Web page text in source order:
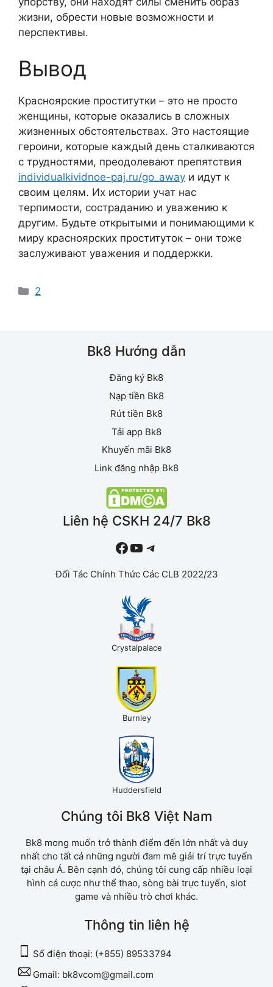
жизни, обрести новые возможности и
перспективы.
Вывод
Красноярские проститутки – это не просто
женщины, которые оказались в сложных
жизненных обстоятельствах. Это настоящие
героини, которые каждый день сталкиваются
с трудностями, преодолевают препятствия
individualkividnoe-paj.ru/go_away и идут к
своим целям. Их истории учат нас
терпимости, состраданию и уважению к
другим. Будьте открытыми и понимающими к
миру красноярских проституток – они тоже
заслуживают уважения и поддержки.
Danh
2
Bk8 Hướng dẫn
Đăng ký Bk8
Nạp tiền Bk8
Rút tiền Bk8
Tải app Bk8
Khuyến mãi Bk8
Link đăng nhập Bk8
Liên hệ CSKH 24/7 Bk8
# YouTube Telegram
Đối Tác Chính Thức Các CLB 2022/23
Crystalpalace
Burnley
Huddersfield
Chúng tôi Bk8 Việt Nam
Bk8 mong muốn trở thành điểm đến lớn nhất và duy
nhất cho tất cả những người đam mê giải trí trực tuyến
tại châu Á. Bên cạnh đó, chúng tôi cung cấp nhiều loại
hình cá cược như thể thao, sòng bài trực tuyến, slot
game và nhiều trò chơi khác.
Thông tin liên hệ
Số điện thoại: (+855) 89533794
Gmail: bk8vcom@gmail.com